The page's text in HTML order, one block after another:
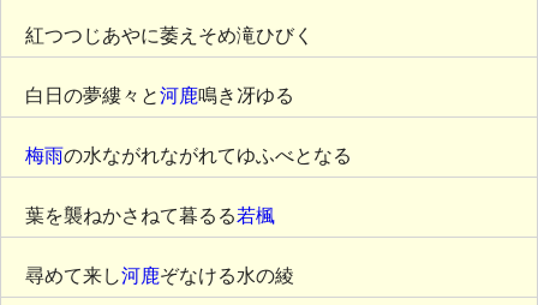
紅つつじあやに萎えそめ滝ひびく
白日の夢縷々と河鹿鳴き冴ゆる
梅雨の水ながれながれてゆふべとなる
葉を襲ねかさねて暮るる若楓
尋めて来し河鹿ぞなける水の綾